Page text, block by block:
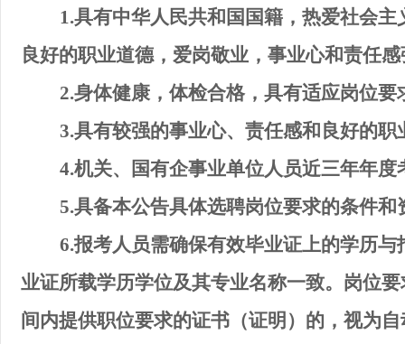
1.具有中华人民共和国国籍，热爱社会
良好的职业道德，爱岗敬业，事业心和责任
2.身体健康，体检合格，具有适应岗位
3.具有较强的事业心、责任感和良好的职
4.机关、国有企事业单位人员近三年年
5.具备本公告具体选聘岗位要求的条件
6.报考人员需确保有效毕业证上的学历
业证所载学历学位及其专业名称一致。岗位
间内提供职位要求的证书（证明）的，视为